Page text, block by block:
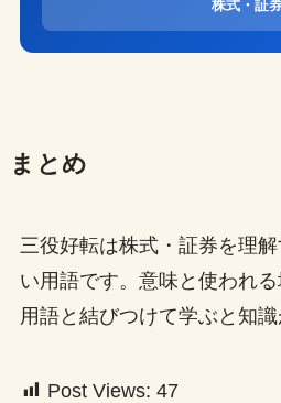
株式・証
まとめ
三役好転は株式・証券を理
い用語です。意味と使われ
用語と結びつけて学ぶと知識
Post Views: 47